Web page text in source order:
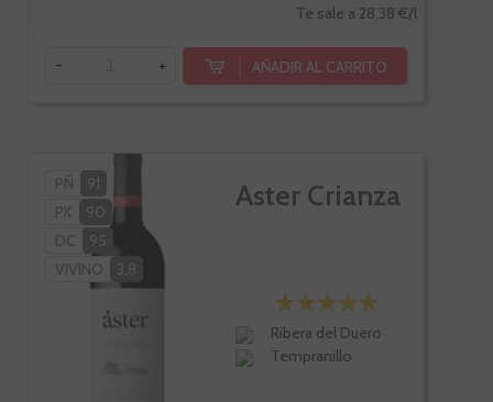
Te sale a 28,38 €/l
- + AÑADIR AL CARRITO
PÑ
91
PK
90
DC
95
VIVINO
3,8
Aster Crianza
Ribera del Duero
Tempranillo